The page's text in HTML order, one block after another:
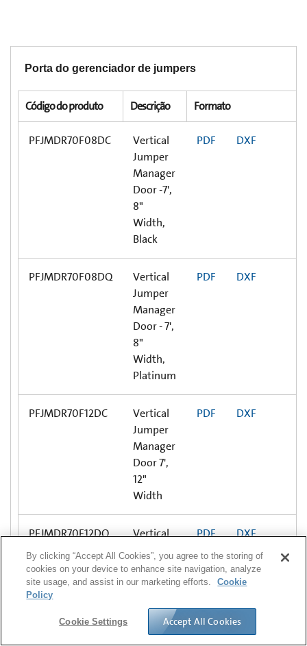
Porta do gerenciador de jumpers
Código do produto Descrição Formato
PFJMDR70F08DC
Vertical
Jumper
Manager
Door -7',
8"
Width,
Black
PDF DXF
PFJMDR70F08DQ
Vertical
Jumper
Manager
Door - 7',
8"
Width,
Platinum
PDF DXF
PFJMDR70F12DC
Vertical
Jumper
Manager
Door 7',
12"
Width
PDF DXF
PFJMDR70F12DQ
Vertical
Jumper
Manager
Door 7',
Width
PDF DXF
By clicking “Accept All Cookies”, you agree to the storing of
cookies on your device to enhance site navigation, analyze
site usage, and assist in our marketing efforts.
Cookie
Policy
Cookie Settings Accept All Cookies